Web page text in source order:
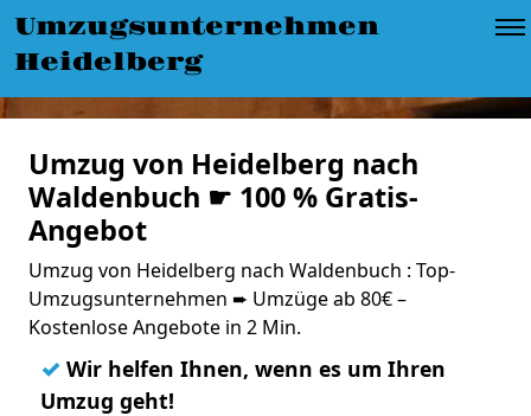
Umzugsunternehmen
Heidelberg
Umzug von Heidelberg nach
Waldenbuch ☛ 100 % Gratis-
Angebot
Umzug von Heidelberg nach Waldenbuch : Top-
Umzugsunternehmen ➨ Umzüge ab 80€ –
Kostenlose Angebote in 2 Min.
✓ Wir helfen Ihnen, wenn es um Ihren
Umzug geht!